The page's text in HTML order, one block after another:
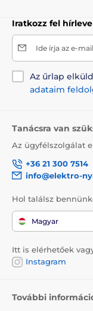
Iratkozz fel
Ide írja az e-
Az űrlap
adataim
Tanácsra van
Az ügyfélszolgálat
+36 21 300 7514
info@elektro-
Hol találsz
Magyar
Itt is elérhetőek
Instagram
További